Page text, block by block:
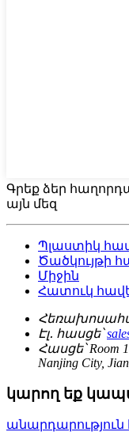
Գրեք ձեր
այն մեզ
Պլաստիկ
Ծածկույթի
Միջին
Հատուկ
Էլ․ հասցե՝
Հասցե՝ Room
Nanjing City,
կարող եք
անարդարություն